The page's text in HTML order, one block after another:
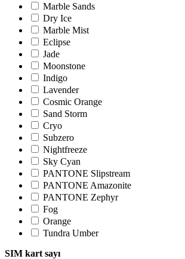
Marble Sands
Dry Ice
Marble Mist
Eclipse
Jade
Moonstone
Indigo
Lavender
Cosmic Orange
Sand Storm
Cryo
Subzero
Nightfreeze
Sky Cyan
PANTONE Slipstream
PANTONE Amazonite
PANTONE Zephyr
Fog
Orange
Tundra Umber
SIM kart sayı